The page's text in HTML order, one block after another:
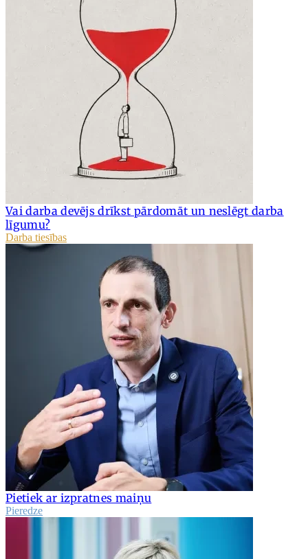
Vai darba devējs drīkst pārdomāt un neslēgt darba
līgumu?
Darba tiesības
Pietiek ar izpratnes maiņu
Pieredze